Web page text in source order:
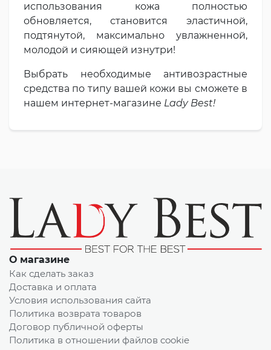
использования кожа полностью
обновляется, становится эластичной,
подтянутой, максимально увлажненной,
молодой и сияющей изнутри!
Выбрать необходимые антивозрастные
средства по типу вашей кожи вы сможете в
нашем интернет-магазине Lady Best!
О магазине
Как сделать заказ
Доставка и оплата
Условия использования сайта
Политика возврата товаров
Договор публичной оферты
Политика в отношении файлов cookie